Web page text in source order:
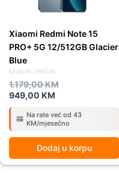
Mobilni telefoni
Xiaomi Redmi Note 15
PRO+ 5G 12/512GB Glacier
Blue
1.179,00KM
949,00 KM
Na rate već od 43
KM/mjesečno
Dodaj u korpu